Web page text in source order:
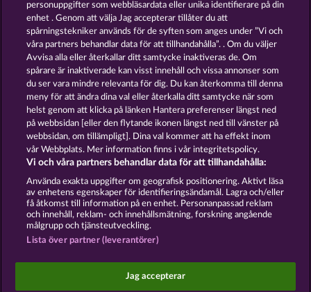
Creatures of the Night The Griffin
Användarvillkor Sekretesspolicy Avtryck
Om Företaget FAQ Facebook Blogg
Skicka in en begäran om att ångra köpet
Sociala casinospel är endast avsedda för
underhållningsändamål och har absolut inget
personuppgifter som webbläsardata eller unika identifierare på din
enhet . Genom att välja Jag accepterar tillåter du att
spårningstekniker används för de syften som anges under ”Vi och
våra partners behandlar data för att tillhandahålla”. . Om du väljer
Avvisa alla eller återkallar ditt samtycke inaktiveras de. Om
spårare är inaktiverade kan visst innehåll och vissa annonser som
du ser vara mindre relevanta för dig. Du kan återkomma till denna
meny för att ändra dina val eller återkalla ditt samtycke när som
helst genom att klicka på länken Hantera preferenser längst ned
på webbsidan [eller den flytande ikonen längst ned till vänster på
webbsidan, om tillämpligt]. Dina val kommer att ha effekt inom
vår Webbplats. Mer information finns i vår integritetspolicy.
Vi och våra partners behandlar data för att tillhandahålla:
Använda exakta uppgifter om geografisk positionering. Aktivt läsa
av enhetens egenskaper för identifieringsändamål. Lagra och/eller
få åtkomst till information på en enhet. Personanpassad reklam
och innehåll, reklam- och innehållsmätning, forskning angående
målgrupp och tjänsteutveckling.
Lista över partner (leverantörer)
Jag accepterar